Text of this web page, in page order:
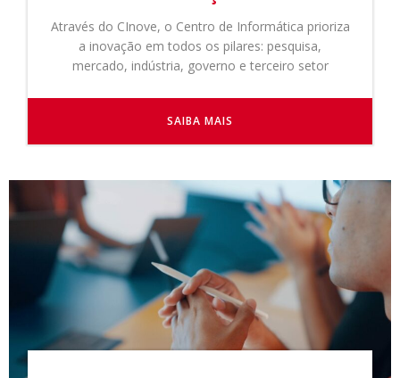
Através do CInove, o Centro de Informática prioriza
a inovação em todos os pilares: pesquisa,
mercado, indústria, governo e terceiro setor
SAIBA MAIS